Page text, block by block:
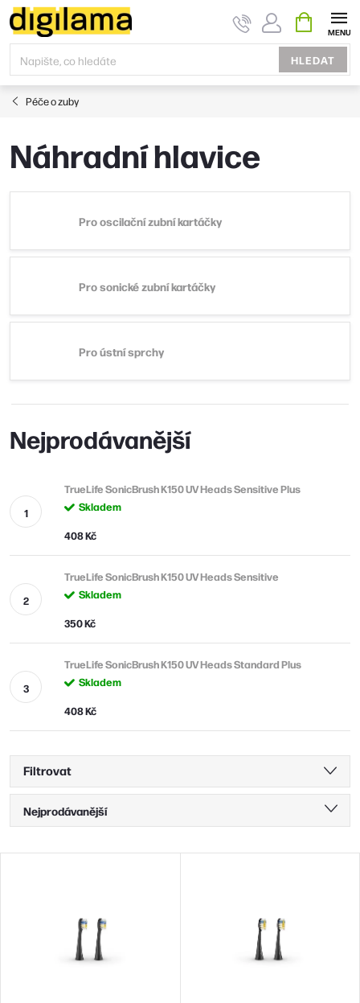
Přejít
na
obsah
HLEDAT
KOŠÍK
Péče o zuby
Náhradní hlavice
Pro oscilační zubní kartáčky
Pro sonické zubní kartáčky
Pro ústní sprchy
Nejprodávanější
TrueLife SonicBrush K150 UV Heads Sensitive Plus
Skladem
408 Kč
TrueLife SonicBrush K150 UV Heads Sensitive
Skladem
350 Kč
TrueLife SonicBrush K150 UV Heads Standard Plus
Skladem
408 Kč
Filtrovat
Ř
a
z
Nejprodávanější
V